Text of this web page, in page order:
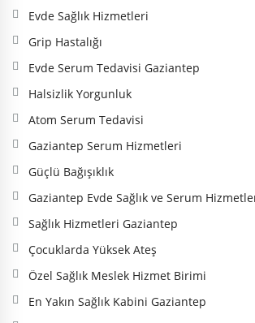
Evde Sağlık Hizmetleri
Grip Hastalığı
Evde Serum Tedavisi Gaziantep
Halsizlik Yorgunluk
Atom Serum Tedavisi
Gaziantep Serum Hizmetleri
Güçlü Bağışıklık
Gaziantep Evde Sağlık ve Serum
Sağlık Hizmetleri Gaziantep
Çocuklarda Yüksek Ateş
Özel Sağlık Meslek Hizmet Birimi
En Yakın Sağlık Kabini Gaziantep